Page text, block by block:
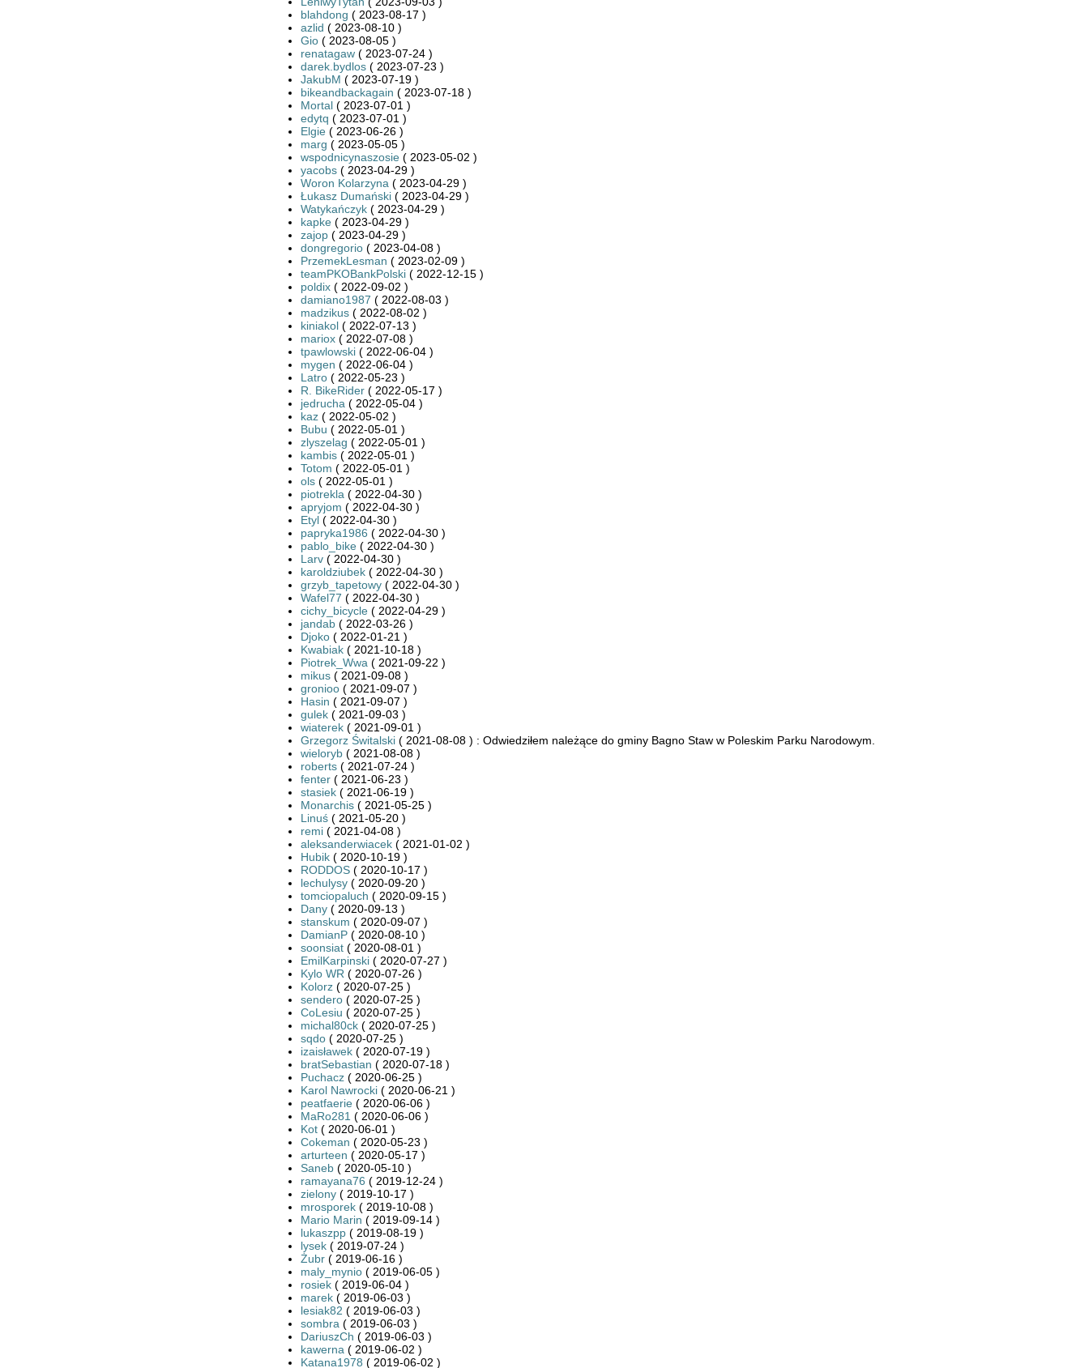
blahdong ( 2023-08-17 )
azlid ( 2023-08-10 )
Gio( 2023-08-05 )
renatagaw( 2023-07-24 )
darek.bydlos( 2023-07-23 )
JakubM ( 2023-07-19 )
bikeandbackagain ( 2023-07-18 )
Mortal( 2023-07-01 )
edytq ( 2023-07-01 )
Elgie( 2023-06-26 )
marg ( 2023-05-05 )
wspodnicynaszosie( 2023-05-02 )
yacobs( 2023-04-29 )
Woron Kolarzyna ( 2023-04-29 )
Łukasz Dumański( 2023-04-29 )
Watykańczyk( 2023-04-29 )
kapke( 2023-04-29 )
zajop( 2023-04-29 )
dongregorio( 2023-04-08 )
PrzemekLesman ( 2023-02-09 )
teamPKOBankPolski( 2022-12-15 )
poldix( 2022-09-02 )
damiano1987 ( 2022-08-03 )
madzikus( 2022-08-02 )
kiniakol( 2022-07-13 )
mariox( 2022-07-08 )
tpawlowski( 2022-06-04 )
mygen ( 2022-06-04 )
Latro( 2022-05-23 )
R. BikeRider( 2022-05-17 )
jedrucha ( 2022-05-04 )
kaz( 2022-05-02 )
Bubu ( 2022-05-01 )
zlyszelag ( 2022-05-01 )
kambis( 2022-05-01 )
Totom ( 2022-05-01 )
ols( 2022-05-01 )
piotrekla ( 2022-04-30 )
apryjom ( 2022-04-30 )
Etyl( 2022-04-30 )
papryka1986 ( 2022-04-30 )
pablo_bike( 2022-04-30 )
Larv( 2022-04-30 )
karoldziubek( 2022-04-30 )
grzyb_tapetowy( 2022-04-30 )
Wafel77 ( 2022-04-30 )
cichy_bicycle( 2022-04-29 )
jandab( 2022-03-26 )
Djoko( 2022-01-21 )
Kwabiak( 2021-10-18 )
Piotrek_Wwa ( 2021-09-22 )
mikus( 2021-09-08 )
gronioo( 2021-09-07 )
Hasin ( 2021-09-07 )
gulek( 2021-09-03 )
wiaterek( 2021-09-01 )
Grzegorz Świtalski( 2021-08-08 ) : Odwiedziłem należące do gminy Bagno Staw w Poleskim Parku Narodowym.
wieloryb( 2021-08-08 )
roberts( 2021-07-24 )
fenter( 2021-06-23 )
stasiek( 2021-06-19 )
Monarchis( 2021-05-25 )
Linuś( 2021-05-20 )
remi( 2021-04-08 )
aleksanderwiacek( 2021-01-02 )
Hubik( 2020-10-19 )
RODDOS( 2020-10-17 )
lechulysy( 2020-09-20 )
tomciopaluch ( 2020-09-15 )
Dany( 2020-09-13 )
stanskum ( 2020-09-07 )
DamianP( 2020-08-10 )
soonsiat( 2020-08-01 )
EmilKarpinski( 2020-07-27 )
Kylo WR ( 2020-07-26 )
Kolorz( 2020-07-25 )
sendero( 2020-07-25 )
CoLesiu ( 2020-07-25 )
michal80ck( 2020-07-25 )
sqdo( 2020-07-25 )
izaisławek( 2020-07-19 )
bratSebastian ( 2020-07-18 )
Puchacz( 2020-06-25 )
Karol Nawrocki( 2020-06-21 )
peatfaerie( 2020-06-06 )
MaRo281 ( 2020-06-06 )
Kot( 2020-06-01 )
Cokeman ( 2020-05-23 )
arturteen ( 2020-05-17 )
Saneb( 2020-05-10 )
ramayana76 ( 2019-12-24 )
zielony( 2019-10-17 )
mrosporek( 2019-10-08 )
Mario Marin ( 2019-09-14 )
lukaszpp( 2019-08-19 )
lysek( 2019-07-24 )
Żubr( 2019-06-16 )
maly_mynio( 2019-06-05 )
rosiek( 2019-06-04 )
marek( 2019-06-03 )
lesiak82 ( 2019-06-03 )
sombra ( 2019-06-03 )
DariuszCh ( 2019-06-03 )
kawerna ( 2019-06-02 )
Katana1978 ( 2019-06-02 )